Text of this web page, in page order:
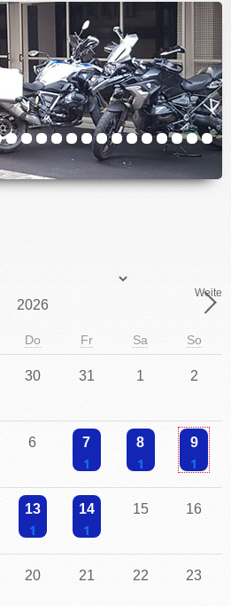
CLUBINFO
TERMINE
ACCESSORIES
KONTAKT
IMPRESSUM
Weiter
Do Fr Sa So
30 31 1 2
6 7
Einzelne Veranstaltung
8 9
13 14 15 16
20 21 22 23